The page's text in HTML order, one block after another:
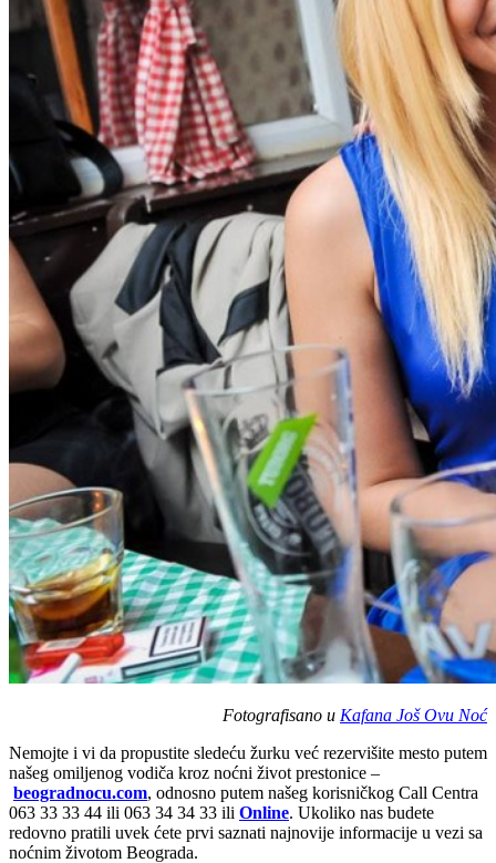
Fotografisano u Kafana Još Ovu Noć
Nemojte i vi da propustite sledeću žurku već rezervišite mesto putem
našeg omiljenog vodiča kroz noćni život prestonice –
beogradnocu.com, odnosno putem našeg korisničkog Call Centra
063 33 33 44 ili 063 34 34 33 ili Online. Ukoliko nas budete
redovno pratili uvek ćete prvi saznati najnovije informacije u vezi sa
noćnim životom Beograda.